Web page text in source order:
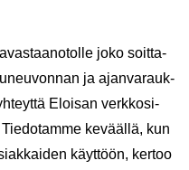
joko soit­ta­
ja ajan­va­rauk­
Eloi­san verk­ko­si­
ke­vääl­lä, kun
käyt­töön, ker­too